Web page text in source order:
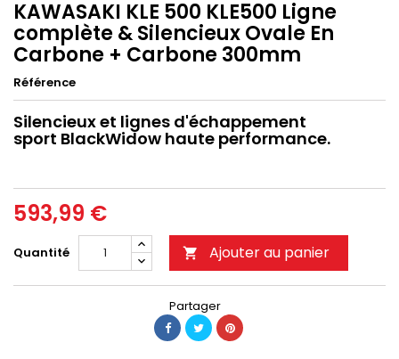
KAWASAKI KLE 500 KLE500 Ligne
complète & Silencieux Ovale En
Carbone + Carbone 300mm
Référence
Silencieux et lignes d'échappement
sport BlackWidow haute performance.
593,99 €
Quantité  Ajouter au panier
Partager